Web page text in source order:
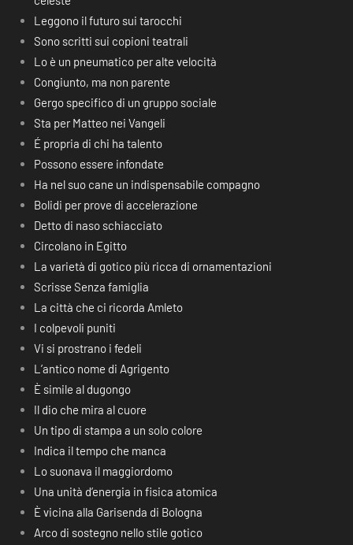
Leggono il futuro sui tarocchi
Sono scritti sui copioni teatrali
Lo è un pneumatico per alte velocità
Congiunto, ma non parente
Gergo specifico di un gruppo sociale
Sta per Matteo nei Vangeli
É propria di chi ha talento
Possono essere infondate
Ha nel suo cane un indispensabile compagno
Bolidi per prove di accelerazione
Detto di naso schiacciato
Circolano in Egitto
La varietà di gotico più ricca di ornamentazioni
Scrisse Senza famiglia
La città che ci ricorda Amleto
I colpevoli puniti
Vi si prostrano i fedeli
L’antico nome di Agrigento
È simile al dugongo
Il dio che mira al cuore
Un tipo di stampa a un solo colore
Indica il tempo che manca
Lo suonava il maggiordomo
Una unità d’energia in fisica atomica
È vicina alla Garisenda di Bologna
Arco di sostegno nello stile gotico